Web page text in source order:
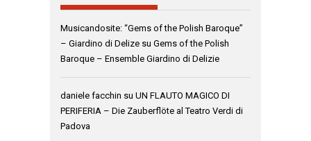
Musicandosite: “Gems of the Polish Baroque”
– Giardino di Delize su Gems of the Polish
Baroque – Ensemble Giardino di Delizie
daniele facchin su UN FLAUTO MAGICO DI
PERIFERIA – Die Zauberflöte al Teatro Verdi di
Padova